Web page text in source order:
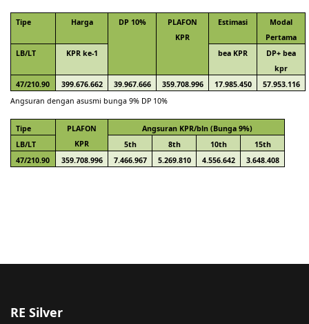
Tipe Harga DP 10%
PLAFON
KPR
Estimasi
Modal
Pertama
LB/LT
KPR ke-1 bea KPR
DP+ bea
kpr
47/210.90
399.676.662 39.967.666 359.708.996 17.985.450
57.953.116
Angsuran dengan asusmi bunga 9% DP 10%
Tipe
PLAFON
KPR
Angsuran KPR/bln (Bunga 9%)
LB/LT
5th 8th 10th
15th
47/210.90
359.708.996 7.466.967 5.269.810 4.556.642 3.648.408
RE Silver